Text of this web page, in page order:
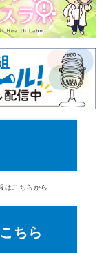
はこちらから
ちら